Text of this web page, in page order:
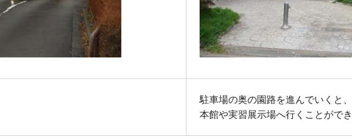
駐車場の奥の園路を進んでいくと
本館や実習展示場へ行くことがで